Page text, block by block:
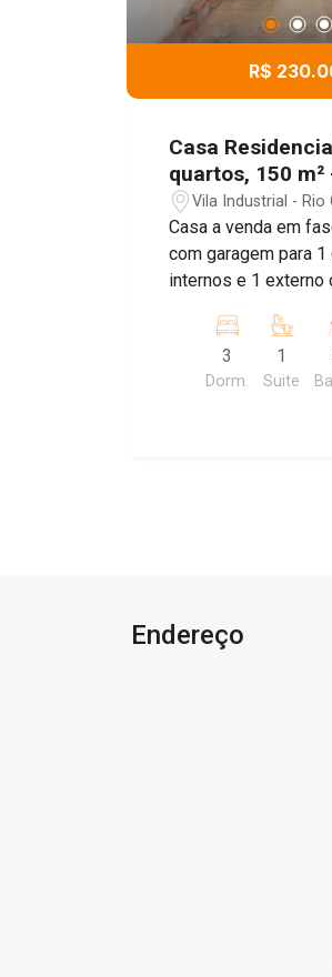
R$
Casa
quartos, 150 m²
Industrial, Rio
Vila Industrial - Rio
Casa a venda em
com garagem para
internos e 1 externo
estrutra para
3
Dorm.
1
Suite
Endereço